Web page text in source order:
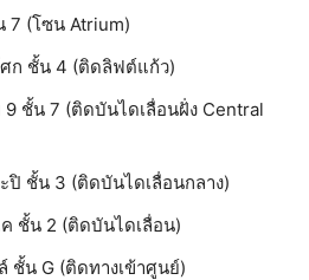
7 (โซน Atrium)
ศก ชั้น 4 (ติดลิฟต์แก้ว)
9 ชั้น 7 (ติดบันไดเลื่อนฝั่ง Central
ปิ ชั้น 3 (ติดบันไดเลื่อนกลาง)
ชั้น 2 (ติดบันไดเลื่อน)
ชั้น G (ติดทางเข้าศูนย์)